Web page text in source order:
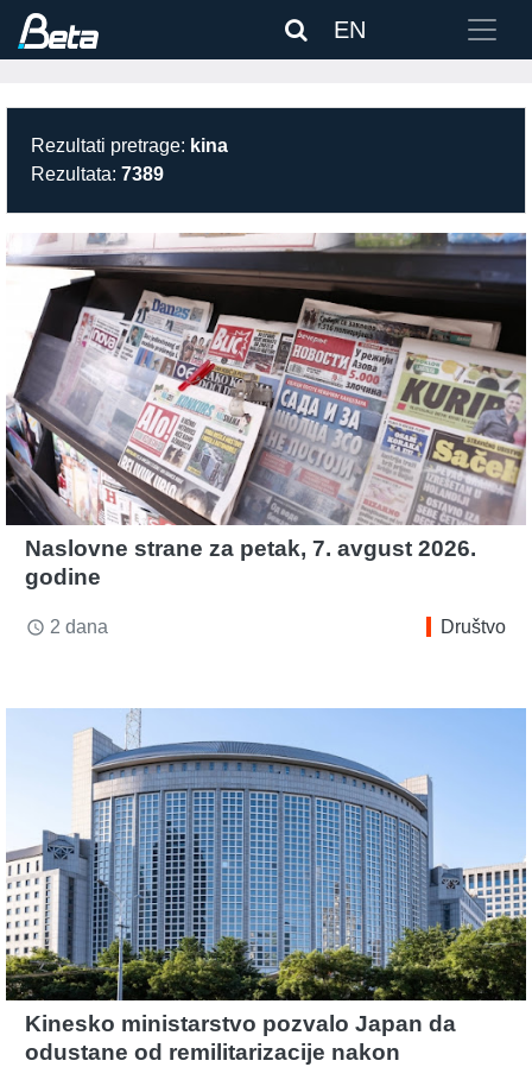
EN
Rezultati pretrage: kina
Rezultata: 7389
Naslovne strane za petak, 7. avgust 2026.
godine
access_time 2 dana Društvo
Kinesko ministarstvo pozvalo Japan da
odustane od remilitarizacije nakon